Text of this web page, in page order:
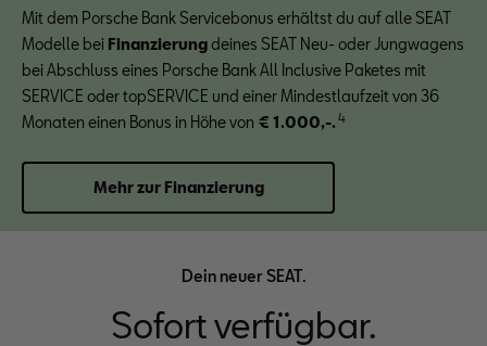
Mit dem Porsche Bank Servicebonus erhältst du auf alle SEAT
Modelle bei Finanzierungdeines SEAT Neu- oder Jungwagens
bei Abschluss eines Porsche Bank All Inclusive Paketes mit
SERVICE oder topSERVICE und einer Mindestlaufzeit von 36
Monaten einen Bonus in Höhe von € 1.000,-.4
Mehr zur Finanzierung
Dein neuer SEAT.
Sofort verfügbar.